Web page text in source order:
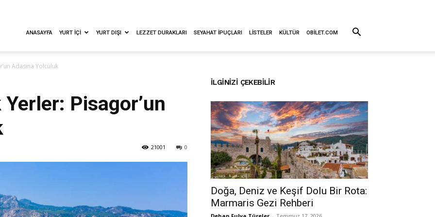
ANASAYFA YURT İÇI YURT DIŞI LEZZET DURAKLARI SEYAHAT İPUÇLARI LISTELER KÜLTÜR OBILET.COM
Adasına Yolculuk
Pisagor’un
0
21001
İLGINIZI ÇEKEBILIR
Doğa, Deniz ve Keşif Dolu Bir Rota:
Marmaris Gezi Rehberi